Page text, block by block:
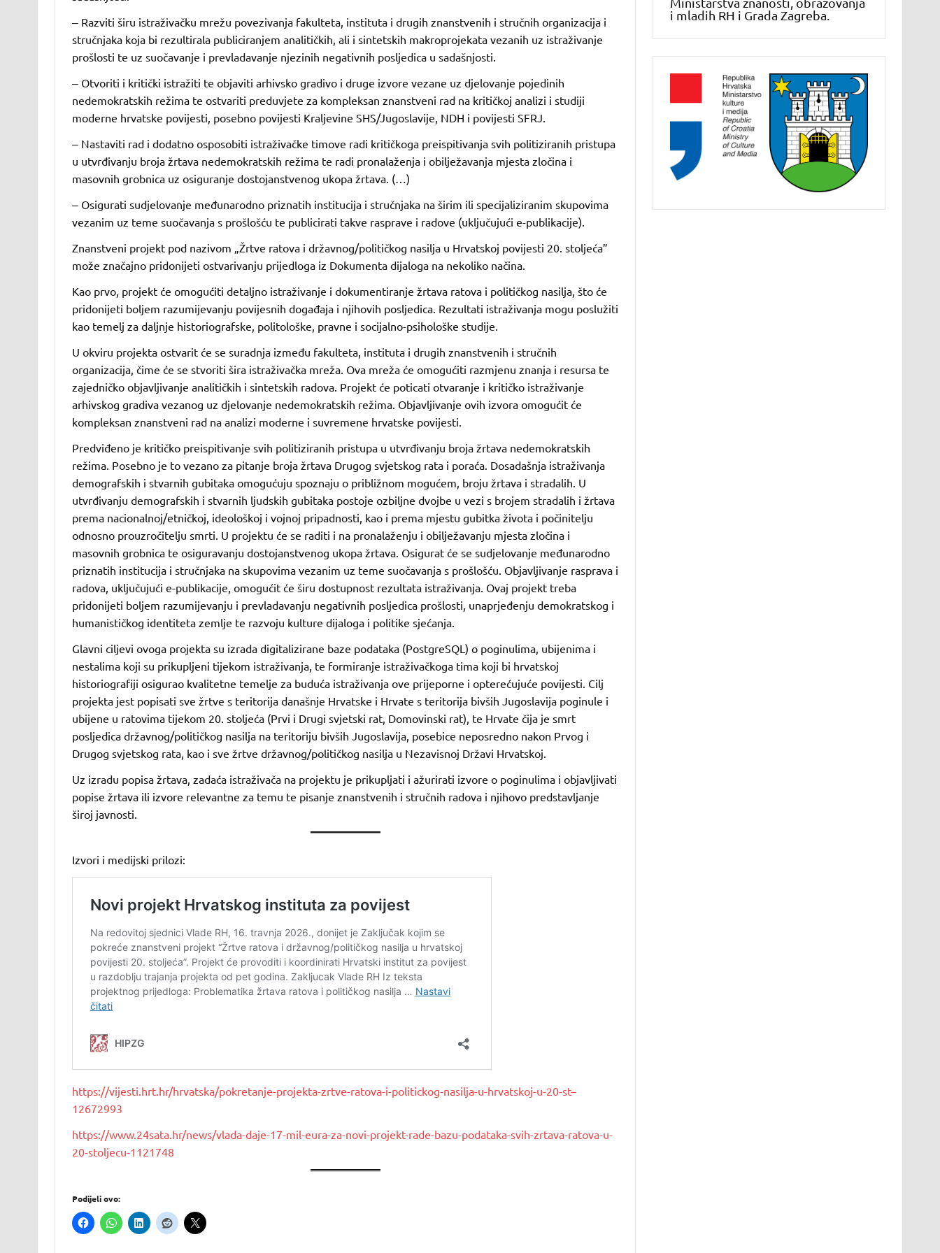
‒ Razviti širu istraživačku mrežu povezivanja fakulteta, instituta i drugih znanstvenih i stručnih organizacija i
stručnjaka koja bi rezultirala publiciranjem analitičkih, ali i sintetskih makroprojekata vezanih uz istraživanje
prošlosti te uz suočavanje i prevladavanje njezinih negativnih posljedica u sadašnjosti.
‒ Otvoriti i kritički istražiti te objaviti arhivsko gradivo i druge izvore vezane uz djelovanje pojedinih
nedemokratskih režima te ostvariti preduvjete za kompleksan znanstveni rad na kritičkoj analizi i studiji
moderne hrvatske povijesti, posebno povijesti Kraljevine SHS/Jugoslavije, NDH i povijesti SFRJ.
‒ Nastaviti rad i dodatno osposobiti istraživačke timove radi kritičkoga preispitivanja svih politiziranih pristupa
u utvrđivanju broja žrtava nedemokratskih režima te radi pronalaženja i obilježavanja mjesta zločina i
masovnih grobnica uz osiguranje dostojanstvenog ukopa žrtava. (…)
‒ Osigurati sudjelovanje međunarodno priznatih institucija i stručnjaka na širim ili specijaliziranim skupovima
vezanim uz teme suočavanja s prošlošću te publicirati takve rasprave i radove (uključujući e-publikacije).
Znanstveni projekt pod nazivom „Žrtve ratova i državnog/političkog nasilja u Hrvatskoj povijesti 20. stoljeća”
može značajno pridonijeti ostvarivanju prijedloga iz Dokumenta dijaloga na nekoliko načina.
Kao prvo, projekt će omogućiti detaljno istraživanje i dokumentiranje žrtava ratova i političkog nasilja, što će
pridonijeti boljem razumijevanju povijesnih događaja i njihovih posljedica. Rezultati istraživanja mogu poslužiti
kao temelj za daljnje historiografske, politološke, pravne i socijalno-psihološke studije.
U okviru projekta ostvarit će se suradnja između fakulteta, instituta i drugih znanstvenih i stručnih
organizacija, čime će se stvoriti šira istraživačka mreža. Ova mreža će omogućiti razmjenu znanja i resursa te
zajedničko objavljivanje analitičkih i sintetskih radova. Projekt će poticati otvaranje i kritičko istraživanje
arhivskog gradiva vezanog uz djelovanje nedemokratskih režima. Objavljivanje ovih izvora omogućit će
kompleksan znanstveni rad na analizi moderne i suvremene hrvatske povijesti.
Predviđeno je kritičko preispitivanje svih politiziranih pristupa u utvrđivanju broja žrtava nedemokratskih
režima. Posebno je to vezano za pitanje broja žrtava Drugog svjetskog rata i poraća. Dosadašnja istraživanja
demografskih i stvarnih gubitaka omogućuju spoznaju o približnom mogućem, broju žrtava i stradalih. U
utvrđivanju demografskih i stvarnih ljudskih gubitaka postoje ozbiljne dvojbe u vezi s brojem stradalih i žrtava
prema nacionalnoj/etničkoj, ideološkoj i vojnoj pripadnosti, kao i prema mjestu gubitka života i počinitelju
odnosno prouzročitelju smrti. U projektu će se raditi i na pronalaženju i obilježavanju mjesta zločina i
masovnih grobnica te osiguravanju dostojanstvenog ukopa žrtava. Osigurat će se sudjelovanje međunarodno
priznatih institucija i stručnjaka na skupovima vezanim uz teme suočavanja s prošlošću. Objavljivanje rasprava i
radova, uključujući e-publikacije, omogućit će širu dostupnost rezultata istraživanja. Ovaj projekt treba
pridonijeti boljem razumijevanju i prevladavanju negativnih posljedica prošlosti, unaprjeđenju demokratskog i
humanističkog identiteta zemlje te razvoju kulture dijaloga i politike sjećanja.
Glavni ciljevi ovoga projekta su izrada digitalizirane baze podataka (PostgreSQL) o poginulima, ubijenima i
nestalima koji su prikupljeni tijekom istraživanja, te formiranje istraživačkoga tima koji bi hrvatskoj
historiografiji osigurao kvalitetne temelje za buduća istraživanja ove prijeporne i opterećujuće povijesti. Cilj
projekta jest popisati sve žrtve s teritorija današnje Hrvatske i Hrvate s teritorija bivših Jugoslavija poginule i
ubijene u ratovima tijekom 20. stoljeća (Prvi i Drugi svjetski rat, Domovinski rat), te Hrvate čija je smrt
posljedica državnog/političkog nasilja na teritoriju bivših Jugoslavija, posebice neposredno nakon Prvog i
Drugog svjetskog rata, kao i sve žrtve državnog/političkog nasilja u Nezavisnoj Državi Hrvatskoj.
Uz izradu popisa žrtava, zadaća istraživača na projektu je prikupljati i ažurirati izvore o poginulima i objavljivati
popise žrtava ili izvore relevantne za temu te pisanje znanstvenih i stručnih radova i njihovo predstavljanje
široj javnosti.
Izvori i medijski prilozi:
https://vijesti.hrt.hr/hrvatska/pokretanje-projekta-zrtve-ratova-i-politickog-nasilja-u-hrvatskoj-u-20-st–
12672993
https://www.24sata.hr/news/vlada-daje-17-mil-eura-za-novi-projekt-rade-bazu-podataka-svih-zrtava-ratova-u-
20-stoljecu-1121748
Podijeli ovo:
i mladih RH i Grada Zagreba.